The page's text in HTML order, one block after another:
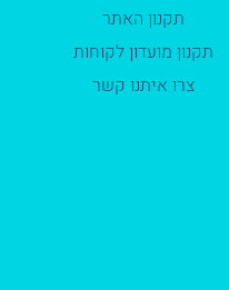
תקנון האתר
תקנון מועדון לקוחות
צרו איתנו קשר